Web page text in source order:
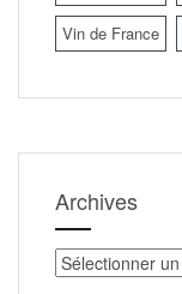
Vin de France
Archives
Archives